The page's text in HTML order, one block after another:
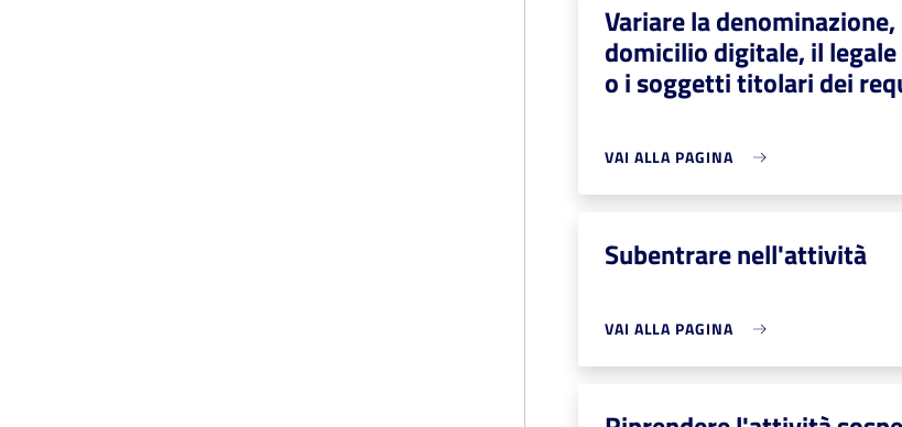
Variare la
domicilio digitale, il
o i soggetti titolari dei
VAI ALLA PAGINA
Subentrare nell'attività
VAI ALLA PAGINA